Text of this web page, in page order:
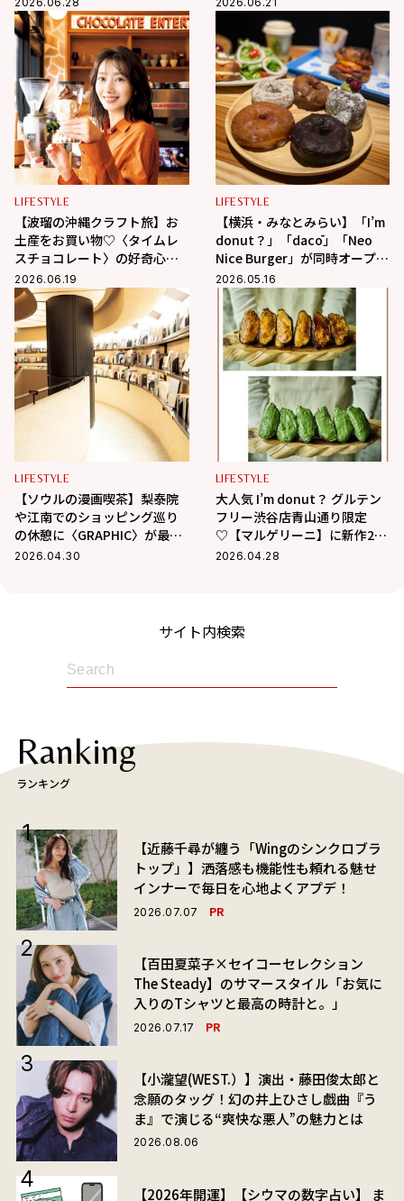
LIFESTYLE
【波瑠の沖縄クラフト旅】お
土産をお買い物♡〈タイムレ
スチョコレート〉の好奇心を
刺激するチョコに夢中！
2026.06.19
LIFESTYLE
【横浜・みなとみらい】「I’m
donut？」「dacō」「Neo
Nice Burger」が同時オープ
ン！限定商品を全部見せ
♡【取材レポ】
2026.05.16
LIFESTYLE
【ソウルの漫画喫茶】梨泰院
や江南でのショッピング巡り
の休憩に〈GRAPHIC〉が最
適！
2026.04.30
LIFESTYLE
大人気 I’m donut？ グルテン
フリー渋谷店青山通り限定
♡【マルゲリーニ】に新作2種
が仲間入り！【取材レポ】
2026.04.28
サイト内検索
Ranking
ランキング
【近藤千尋が纏う「Wingのシンクロブラ
トップ」】洒落感も機能性も頼れる魅せ
インナーで毎日を心地よくアプデ！
2026.07.07 PR
【百田夏菜子×セイコーセレクション
The Steady】のサマースタイル「お気に
入りのTシャツと最高の時計と。」
2026.07.17 PR
【小瀧望(WEST.）】演出・藤田俊太郎と
念願のタッグ！幻の井上ひさし戯曲『う
ま』で演じる“爽快な悪人”の魅力とは
2026.08.06
【2026年開運】【シウマの数字占い】 ま